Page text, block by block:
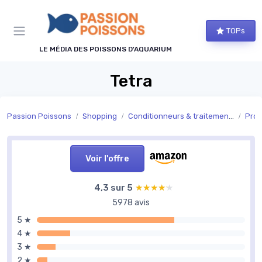
LE MÉDIA DES POISSONS D'AQUARIUM
TOPs
Tetra
Passion Poissons Shopping Conditionneurs & traitements de l’eau
Voir l'offre
4,3 sur 5 ★★★★★
★★★★★
5978 avis
5 ★
4 ★
3 ★